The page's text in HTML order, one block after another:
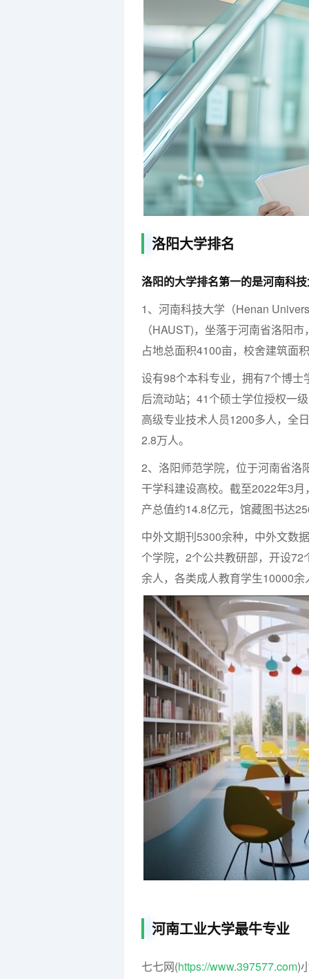
洛阳大学排名
洛阳的大学排名第一的是河南科
1、河南科技大学（Henan
（HAUST)，坐落于河南省洛阳
占地总面积4100亩，校舍建筑面
设有98个本科专业，拥有7个博
后流动站；41个硕士学位授权一
高级专业技术人员1200多人，全
2.8万人。
2、洛阳师范学院，位于河南省洛
干学科建设高校。截至2022年3
产总值约14.8亿元，馆藏图书达
中外文期刊5300余种，中外文数
个学院，2个公共教研部，开设
余人，各类成人教育学生10000余
河南工业大学最牛专业
七七网(https://www.397577.com)